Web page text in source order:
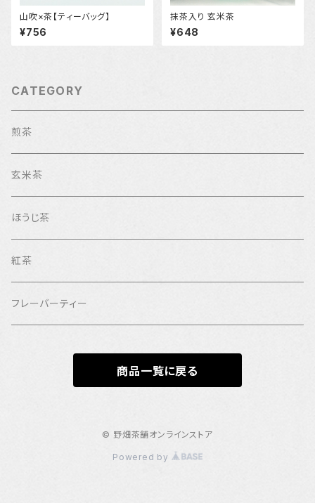
山吹×茶【ティーバッグ】
¥756
抹茶入り 玄米茶
¥648
CATEGORY
煎茶
玄米茶
ほうじ茶
紅茶
フレーバーティー
商品一覧に戻る
© 野畑茶舗オンラインストア
Powered by